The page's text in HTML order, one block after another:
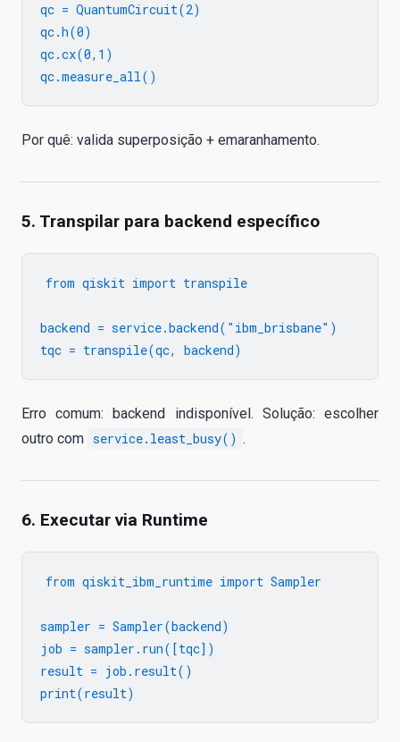
qc = QuantumCircuit(2)
qc.h(0)
qc.cx(0,1)
Por quê: valida superposição + emaranhamento.
5. Transpilar para backend específico
from qiskit import transpile
backend = service.backend("ibm_brisbane")
Erro comum: backend indisponível. Solução: escolher
outro com service.least_busy() .
6. Executar via Runtime
from qiskit_ibm_runtime import Sampler
sampler = Sampler(backend)
job = sampler.run([tqc])
result = job.result()